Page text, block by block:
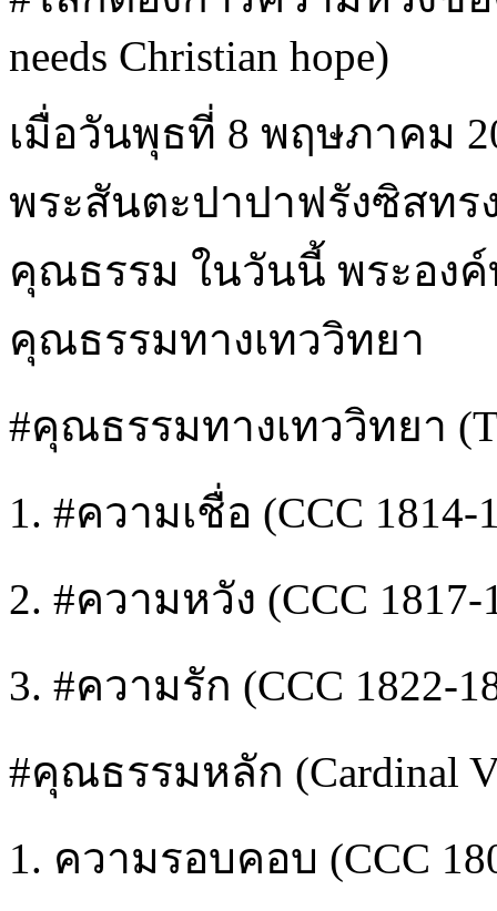
needs Christian hope)
เมื่อวันพุธที่ 8 พฤษภาคม
พระสันตะปาปาฟรังซิสทร
คุณธรรม ในวันนี้ พระองค์
คุณธรรมทางเทววิทยา
#คุณธรรมทางเทววิทยา
1. #ความเชื่อ (CCC 1814-
2. #ความหวัง (CCC 1817-
3. #ความรัก (CCC 1822-
#คุณธรรมหลัก (Cardinal
1. ความรอบคอบ (CCC